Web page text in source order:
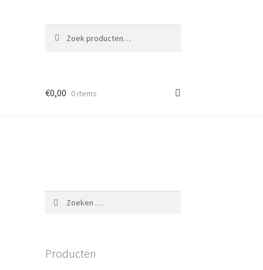
naar:
€0,00 0 items
Producten